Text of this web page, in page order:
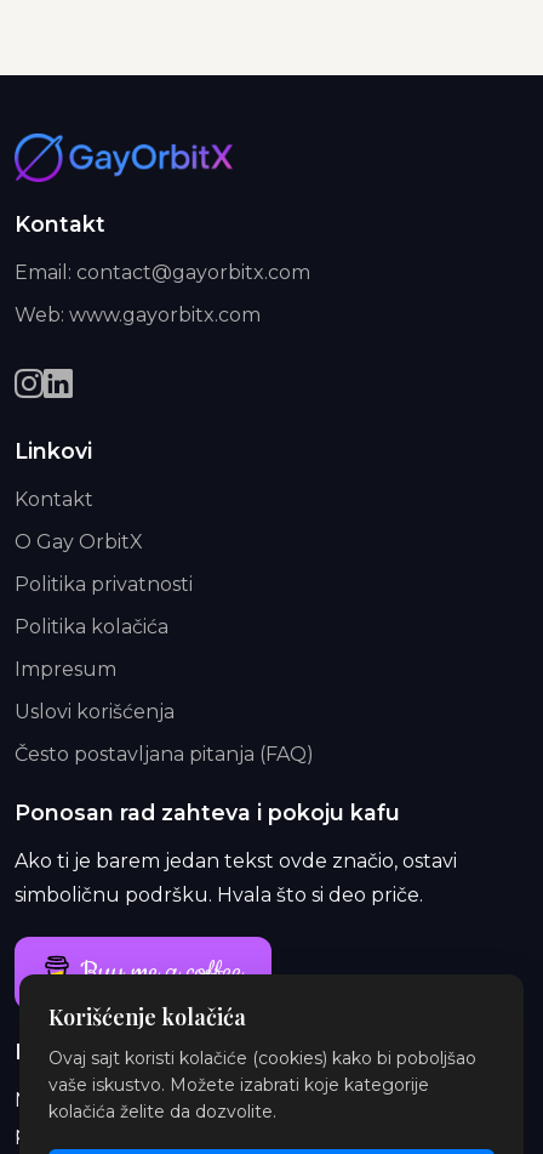
Kontakt
Email: contact@gayorbitx.com
Web: www.gayorbitx.com
Linkovi
Kontakt
O Gay OrbitX
Politika privatnosti
Politika kolačića
Impresum
Uslovi korišćenja
Često postavljana pitanja (FAQ)
Ponosan rad zahteva i pokoju kafu
Ako ti je barem jedan tekst ovde značio, ostavi
simboličnu podršku. Hvala što si deo priče.
Buy me a coffee
Ponosan rad traje i duže od jedne kafe
Na Patreon-u te čekaju ekskluzivne i eksplicitne
priče, najave, insajderske priče, audio i ilustracije.
Korišćenje kolačića
Ovaj sajt koristi kolačiće (cookies) kako bi poboljšao
vaše iskustvo. Možete izabrati koje kategorije
kolačića želite da dozvolite.